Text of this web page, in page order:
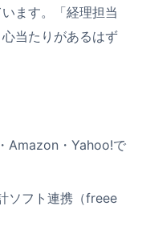
ます。「経理担当
当たりがあるはず
Amazon・Yahoo!で
ソフト連携（freee